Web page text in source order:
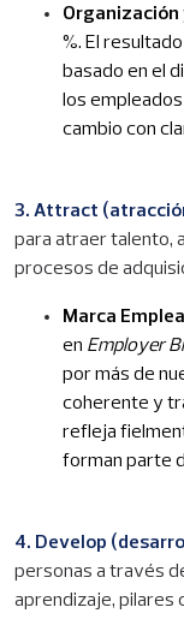
Organización
%. El
basado en el
los
cambio con
3. Attract
para atraer talento,
procesos de
Marca
en Employer
por más de
coherente y
refleja
forman parte
4. Develop
personas a través
aprendizaje, pilares